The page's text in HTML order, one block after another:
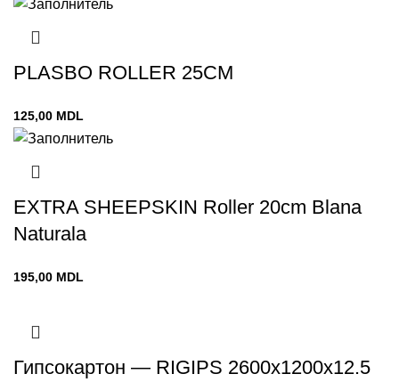
PLASBO ROLLER 25CM
125,00 MDL
EXTRA SHEEPSKIN Roller 20cm Blana
Naturala
195,00 MDL
Гипсокартон — RIGIPS 2600x1200x12.5